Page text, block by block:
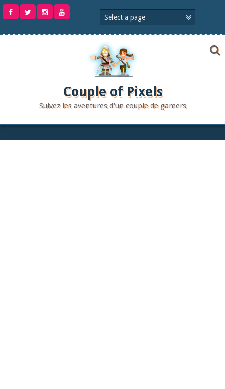
Aller
Couple of Pixels
Suivez les aventures d'un couple de gamers